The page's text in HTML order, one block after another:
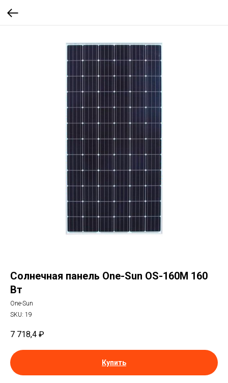
Солнечная панель One-Sun OS-160M 160
Вт
One-Sun
SKU: 19
7 718,4 ₽
Купить